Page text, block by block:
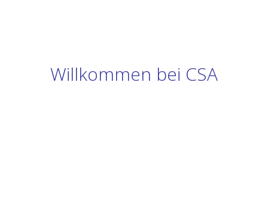
Willkommen bei CSA